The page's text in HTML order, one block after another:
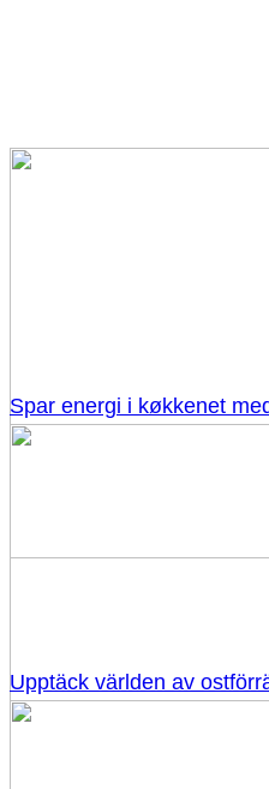
Spar energi i køkkenet
Upptäck världen av